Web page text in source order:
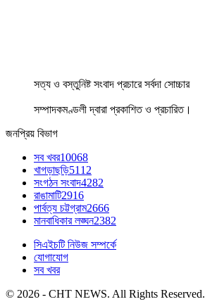
সত্য ও বস্তুনিষ্ট সংবাদ প্রচারে সর্বদা সোচ্চার
সম্পাদকমণ্ডলী দ্বারা প্রকাশিত ও প্রচারিত।
জনপ্রিয় বিভাগ
সব খবর10068
খাগড়াছড়ি5112
সংগঠন সংবাদ4282
রাঙামাটি2916
পার্বত্য চট্টগ্রাম2666
মানবাধিকার লঙ্ঘন2382
সিএইচটি নিউজ সম্পর্কে
যোগাযোগ
সব খবর
© 2026 - CHT NEWS. All Rights Reserved.